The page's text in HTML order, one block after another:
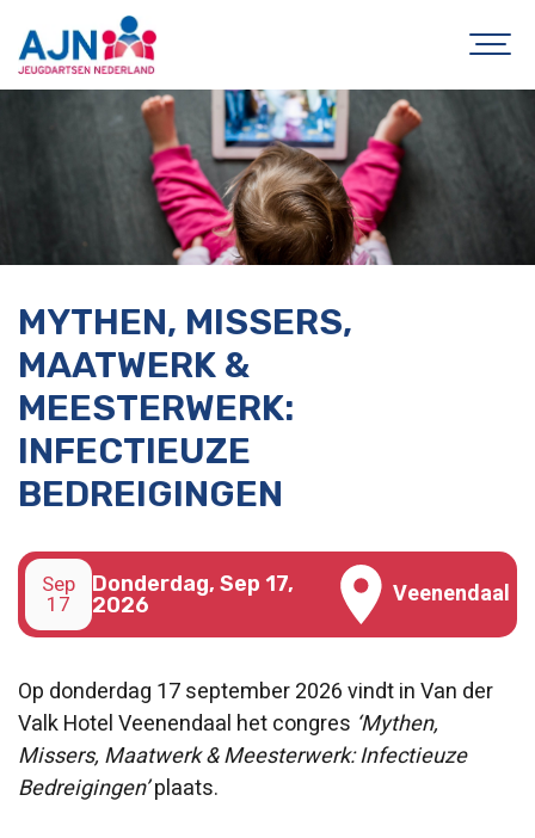
MYTHEN, MISSERS,
MAATWERK &
MEESTERWERK:
INFECTIEUZE
BEDREIGINGEN
Sep
17
Donderdag, Sep 17,
2026
Veenendaal
Op donderdag 17 september 2026 vindt in Van der
Valk Hotel Veenendaal het congres ‘Mythen,
Missers, Maatwerk & Meesterwerk: Infectieuze
Bedreigingen’plaats.